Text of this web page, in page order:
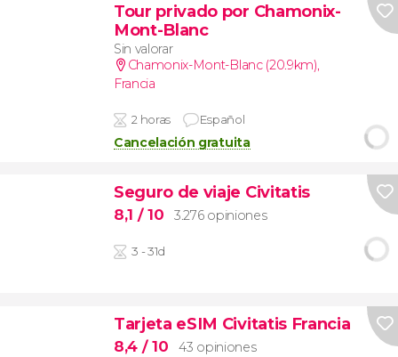
Tour privado por Chamonix-
Mont-Blanc
Sin valorar
Chamonix-Mont-Blanc (20.9km),
Francia
2 horas Español
Cancelación gratuita
Seguro de viaje Civitatis
8,1 / 10 3.276 opiniones
3 - 31d
Tarjeta eSIM Civitatis Francia
8,4 / 10 43 opiniones